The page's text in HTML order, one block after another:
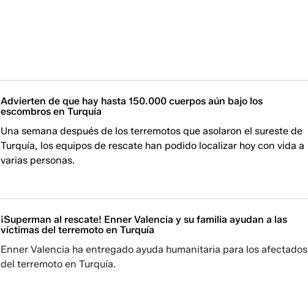
Advierten de que hay hasta 150.000 cuerpos aún bajo los
escombros en Turquía
Una semana después de los terremotos que asolaron el sureste de
Turquía, los equipos de rescate han podido localizar hoy con vida a
varias personas.
¡Superman al rescate! Enner Valencia y su familia ayudan a las
víctimas del terremoto en Turquía
Enner Valencia ha entregado ayuda humanitaria para los afectados
del terremoto en Turquía.